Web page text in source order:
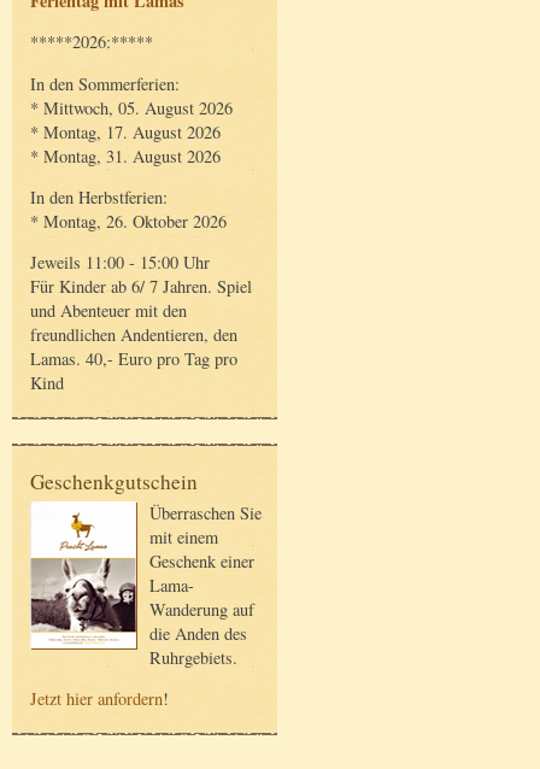
*****2026:*****
In den Sommerferien:
* Mittwoch, 05. August 2026
* Montag, 17. August 2026
* Montag, 31. August 2026
In den Herbstferien:
* Montag, 26. Oktober 2026
Jeweils 11:00 - 15:00 Uhr
Für Kinder ab 6/ 7 Jahren. Spiel
und Abenteuer mit den
freundlichen Andentieren, den
Lamas. 40,- Euro pro Tag pro
Kind
Geschenkgutschein
Überraschen Sie
mit einem
Geschenk einer
Lama-
Wanderung auf
die Anden des
Ruhrgebiets.
Jetzt hier anfordern!